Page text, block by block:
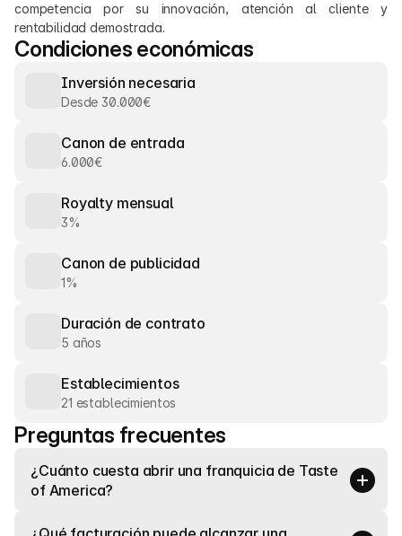
competencia por su innovación, atención al cliente y
rentabilidad demostrada.
Condiciones económicas
Inversión necesaria
Desde 30.000€
Canon de entrada
6.000€
Royalty mensual
3%
Canon de publicidad
1%
Duración de contrato
5 años
Establecimientos
21 establecimientos
Preguntas frecuentes
¿Cuánto cuesta abrir una franquicia de Taste
of America?